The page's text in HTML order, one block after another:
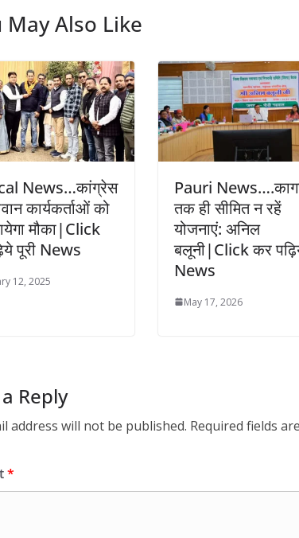
May Also Like
News…कांग्रेस
कार्यकर्ताओं को
मौका|Click
पूरी News
12, 2025
Pauri
तक ही सीमित न रहें
योजनाएं: अनिल
बलूनी|Click कर
News
May 17, 2026
Reply
address will not be published. Required fields
*